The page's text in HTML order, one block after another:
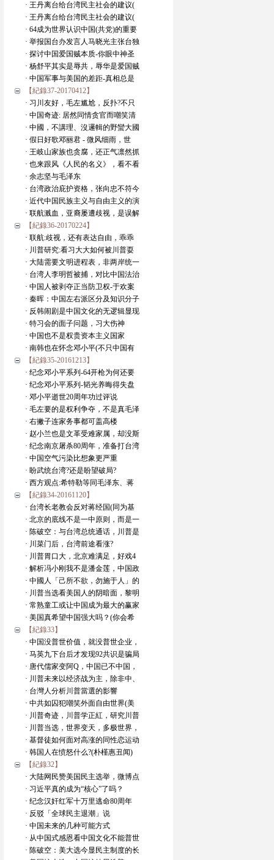
· 王丹离台给台湾民主社会的建议(
· 王丹离台给台湾民主社会的建议(
· 64成为世界认识中国(共党)的重要
· 举报国台办发言人马晓光主张台独
· 探讨中国爱国贼本质-你眼中神圣
· 杨舒平其实是辱共，辱华是爱国贼
· 中国军事与美国的差距-真相总是
【紀錄37-20170412】
· 习川友好，毛左尴尬，反扑?不只
· 中国奇迹: 居然同情贪官而嘲笑清
· 中國，不講理、沒邏輯的野蠻大國
· 假日好歌邓丽君 - 微风细雨，世
· 王岐山家族也贪腐，还正气凛然抓
· 也来跟风《人民的名义》，看不看
· 余志坚与毛泽东
· 台湾政治庇护资格，张向忠不符今
· 近代中国民族主义与自由主义的演
· 联航溅血，亚裔屡遭歧视，是误解
【紀錄36-20170224】
· 联航:歧视，还有表达自由，乖乖
· 川普研究:看习大大如何被川普耍
· 大陆需要文明进程表，非两岸统一
· 台湾人李明哲被捕，对比中国法治
· 中国人被剥夺正当防卫权-于欢案
· 秦晖：中国左右派区分及知识分子
· 反韩闹剧是中国文化的无逻辑显现
· 特习会的面子问题，习大伤神
· 中国也不是权贵资本主义国家
· 南韩也在怀念邓小平(不只中国有
【紀錄35-20161213】
· 纪念邓小平系列-64开枪为何还要
· 纪念邓小平系列-韬光养晦得失盘
· 邓小平逝世20周年功过评说
· 毛左要的是权利争夺，不是真毛泽
· 右撇子连家务事都可盖高楼
· 赵小兰也是文革受难家属，却没斯
· 纪念南京屠杀80周年，准备打台湾
· 中国空气污染比想象更严重
· 盼武统台湾?还是盼望破局?
· 西方观点:希特勒等同毛泽东、蒋
【紀錄34-20161120】
· 台湾长老教会反对蒋经国(同为基
· 北京的底线不是一中原则，而是一
· 陈破空：与台湾总统通话，川普是
· 川菜门后，台湾前途看涨?
· 川普胃口大，北京难满足，好戏4
· 解析冯小刚我不是潘金莲，中国政
· 中國人「己所不欲，勿施于人」的
· 川普当选看美国人的阴暗面，黎明
· 常熟童工或让中国成为最大的赢家
· 美国真希望中国强大吗？(你会希
【紀錄33】
· 中国没普世价值，就没普世企业，
· 马英九下台后才发现92共识是骗局
· 唐代儒家变阿Q，中国已不中国，
· 川普未来以经济战为主，除非中、
· 台灣人分析川普當選的影響
· 中共如囚犯嘲笑外面自由世界(美
· 川普奇迹，川普学正紅，研究川普
· 川普当选，世界变天，多极世界，
· 基督徒如何面对高涨的同性恋运动
· 韩国人在愤怒什么?(朴槿惠丑闻)
【紀錄32】
· 大陆网民赞美国民主选举，微博点
· 习近平真的成为“核心”了吗？
· 纪念汉奸红军十万里逃命80周年
· 反驳「全球民主退潮」说
· 中国未来的几种可能方式
· 从中国式感恩看中国文化不能普世
· 陈破空：美大选今显民主制度的长